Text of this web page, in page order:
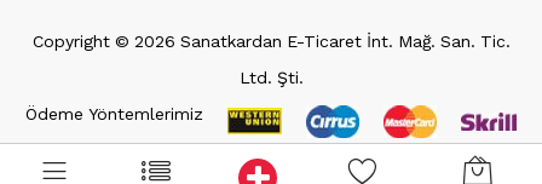
Copyright © 2026 Sanatkardan E-Ticaret İnt. Mağ. San. Tic.
Ltd. Şti.
Ödeme Yöntemlerimiz